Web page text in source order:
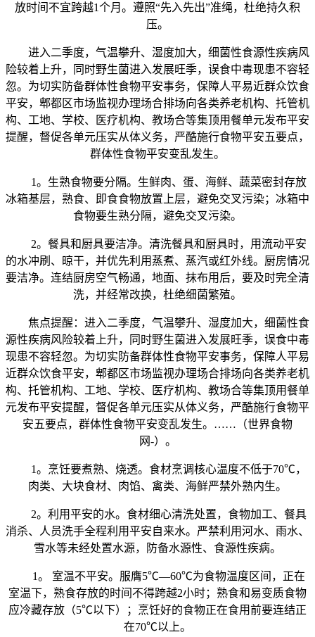
放时间不宜跨越1个月。遵照“先入先出”准绳，杜绝持久积
压。
进入二季度，气温攀升、湿度加大，细菌性食源性疾病风
险较着上升，同时野生菌进入发展旺季，误食中毒现患不容轻
忽。为切实防备群体性食物平安事务，保障人平易近群众饮食
平安，郫都区市场监视办理场合排场向各类养老机构、托管机
构、工地、学校、医疗机构、教场合等集顶用餐单元发布平安
提醒，督促各单元压实从体义务，严酷施行食物平安五要点，
群体性食物平安变乱发生。
1。生熟食物要分隔。生鲜肉、蛋、海鲜、蔬菜密封存放
冰箱基层，熟食、即食食物放置上层，避免交叉污染；冰箱中
食物要生熟分隔，避免交叉污染。
2。餐具和厨具要洁净。清洗餐具和厨具时，用流动平安
的水冲刷、晾干，并优先利用蒸煮、蒸汽或红外线。厨房情况
要洁净。连结厨房空气畅通，地面、抹布用后，要及时完全清
洗，并经常改换，杜绝细菌繁殖。
焦点提醒：进入二季度，气温攀升、湿度加大，细菌性食
源性疾病风险较着上升，同时野生菌进入发展旺季，误食中毒
现患不容轻忽。为切实防备群体性食物平安事务，保障人平易
近群众饮食平安，郫都区市场监视办理场合排场向各类养老机
构、托管机构、工地、学校、医疗机构、教场合等集顶用餐单
元发布平安提醒，督促各单元压实从体义务，严酷施行食物平
安五要点，群体性食物平安变乱发生。……（世界食物
网-）。
1。烹饪要煮熟、烧透。食材烹调核心温度不低于70℃，
肉类、大块食材、肉馅、禽类、海鲜严禁外熟内生。
2。利用平安的水。食材细心清洗处置，食物加工、餐具
消杀、人员洗手全程利用平安自来水。严禁利用河水、雨水、
雪水等未经处置水源，防备水源性、食源性疾病。
1。 室温不平安。服膺5℃—60℃为食物温度区间，正在
室温下，熟食存放的时间不得跨越2小时；熟食和易变质食物
应冷藏存放（5℃以下）；烹饪好的食物正在食用前要连结正
在70℃以上。